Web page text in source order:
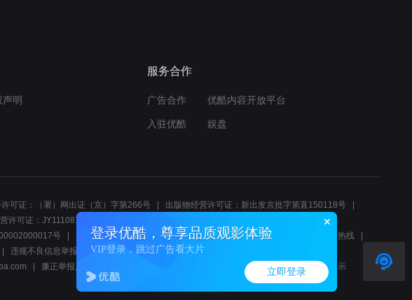
登录优酷，尊享品质观影体验
VIP登录，跳过广告看大片
立即登录
声明
服务合作
广告合作 优酷内容开放平台
入驻优酷 娱盘
许可证：（署）网出证（京）字第266号
出版物经营许可证：新出发京批字第直150118号
许可证：JY11108122976214
号 网络110报警服务 北京互联网举报中心
北京12345文化市场举报热线
违规不良信息举报:电话4008100580、邮箱youkujubao@service.alibaba.com
廉正举报入口 廉正举报邮箱：wenyulianzheng@alibaba-inc.com 算法公示